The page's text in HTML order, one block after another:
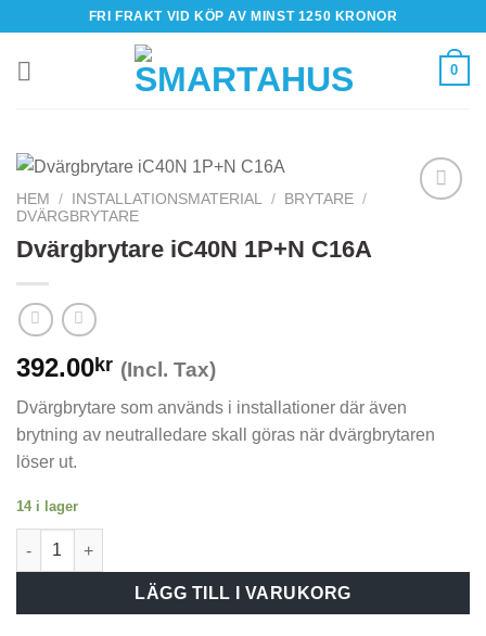
content
FRI FRAKT VID KÖP AV MINST 1250 KRONOR
0
HEM / INSTALLATIONSMATERIAL / BRYTARE /
DVÄRGBRYTARE
Dvärgbrytare iC40N 1P+N C16A
392.00kr (Incl. Tax)
Dvärgbrytare som används i installationer där även
brytning av neutralledare skall göras när dvärgbrytaren
löser ut.
14 i lager
Dvärgbrytare iC40N 1P+N C16A mängd
LÄGG TILL I VARUKORG